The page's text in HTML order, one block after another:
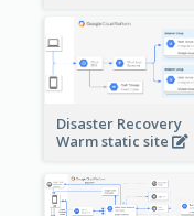
Disaster Recovery
Warm static site